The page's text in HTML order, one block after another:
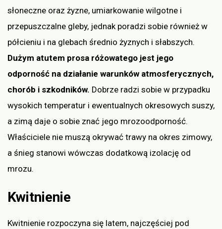
słoneczne oraz żyzne, umiarkowanie wilgotne i
przepuszczalne gleby, jednak poradzi sobie również w
półcieniu i na glebach średnio żyznych i słabszych.
Dużym atutem prosa różowatego jest jego
odporność na działanie warunków atmosferycznych,
chorób i szkodników. Dobrze radzi sobie w przypadku
wysokich temperatur i ewentualnych okresowych suszy,
a zimą daje o sobie znać jego mrozoodporność.
Właściciele nie muszą okrywać trawy na okres zimowy,
a śnieg stanowi wówczas dodatkową izolację od
mrozu.
Kwitnienie
Kwitnienie rozpoczyna się latem, najczęściej pod